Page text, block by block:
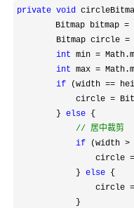
private void
Bitmap bitmap =
        Bitmap circle
=
int min =
int max =
if (width ==
            circle
=
        }
else {
// 居中裁剪
if (width >
                circle
            }
else {
                circle
            }